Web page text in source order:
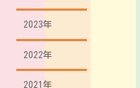
2023年
2022年
2021年